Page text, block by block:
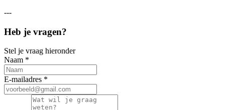
---
Heb je vragen?
Stel je vraag hieronder
Naam *
E-mailadres *